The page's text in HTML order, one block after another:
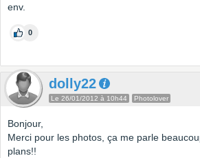
env.
0
dolly22
Le 26/01/2012 à 10h44 Photolover
Bonjour,
Merci pour les photos, ça me parle
plans!!